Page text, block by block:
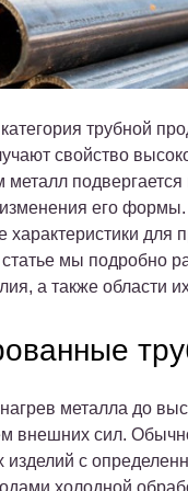
трубной
свойство
металл
его
для
мы подробно
а также области
металла до
внешних сил.
изделий с